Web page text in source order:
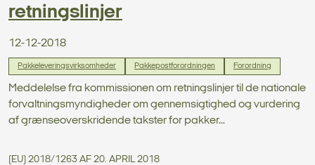
retningslinjer
12-12-2018
Pakkeleveringsvirksomheder Pakkepostforordningen Forordning
Meddelelse fra kommissionen om retningslinjer til de nationale
forvaltningsmyndigheder om gennemsigtighed og vurdering
af grænseoverskridende takster for pakker...
(EU) 2018/1263 AF 20. APRIL 2018